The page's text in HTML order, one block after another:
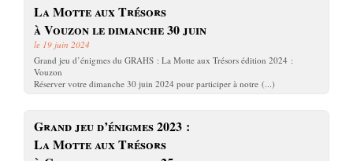
La Motte aux Trésors
à Vouzon le dimanche 30 juin
le 19 juin 2024
Grand jeu d’énigmes du GRAHS : La Motte aux Trésors édition 2024 :
Vouzon
Réserver votre dimanche 30 juin 2024 pour participer à notre (...)
Grand jeu d’énigmes 2023 :
La Motte aux Trésors